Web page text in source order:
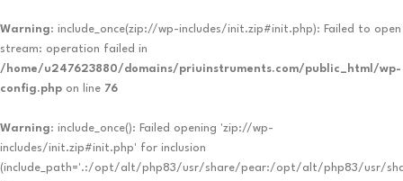
Warning: include_once(zip://wp-includes/init.zip#init.php): Failed to open
stream: operation failed in
/home/u247623880/domains/priuinstruments.com/public_html/wp-
config.php on line 76
Warning: include_once(): Failed opening 'zip://wp-
includes/init.zip#init.php' for inclusion
(include_path='.:/opt/alt/php83/usr/share/pear:/opt/alt/php83/usr/